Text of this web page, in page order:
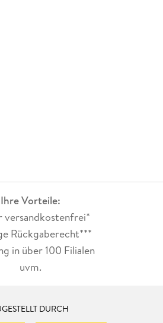
Ihre Vorteile:
versandkostenfrei*
Rückgaberecht***
in über 100 Filialen
uvm.
DURCH